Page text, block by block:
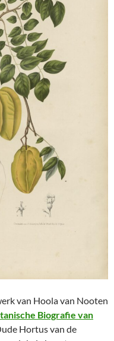
van Hoola van Nooten
Biografie van
Hortus van de